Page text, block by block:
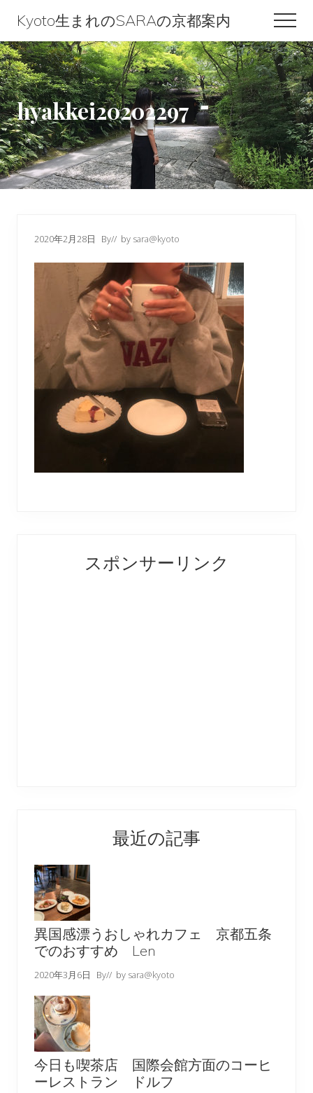
content
primary
sidebar
footer
Kyoto生まれのSARAの京都案内
Kyoto
生
ま
れ
の
SARA
の
hyakkei20202297
2020年2月28日 By// by sara@kyoto
Interactions
Sidebarスポンサーリンク
最近の記事
異国感漂うおしゃれカフェ 京都五条
でのおすすめ Len
2020年3月6日 By// by sara@kyoto
今日も喫茶店 国際会館方面のコーヒ
ーレストラン ドルフ